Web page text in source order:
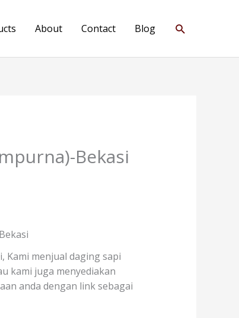
About Contact Blog Search
Bekasi
Kami menjual daging sapi
kami juga menyediakan
anda dengan link sebagai